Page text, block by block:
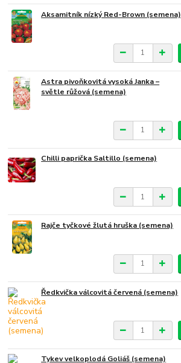
Aksamitník nízký Red-Brown (semena)
Astra pivoňkovitá vysoká Janka –
světle růžová (semena)
Chilli paprička Saltillo (semena)
Rajče tyčkové žlutá hruška (semena)
Ředkvička válcovitá červená (semena)
Tykev velkoplodá Goliáš (semena)